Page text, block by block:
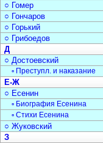
○ Гомер
○ Гончаров
○ Горький
○ Грибоедов
Д
○ Достоевский
▫ Преступл. и наказание
Е-Ж
○ Есенин
▫ Биография Есенина
▫ Стихи Есенина
○ Жуковский
З